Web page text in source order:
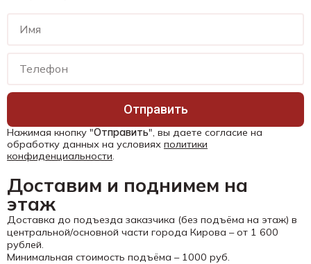
Отправить
Нажимая кнопку "Отправить", вы даете согласие на
обработку данных на условиях политики
конфиденциальности
Доставим и поднимем на
этаж
Доставка до подъезда заказчика (без подъёма на этаж) в
центральной/основной части города Кирова – от 1 600
рублей.
Минимальная стоимость подъёма – 1000 руб.